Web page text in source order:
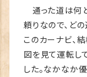
通った道は何
頼りなので、ど
このカーナビ、
図を見て運転し
した。なかなか